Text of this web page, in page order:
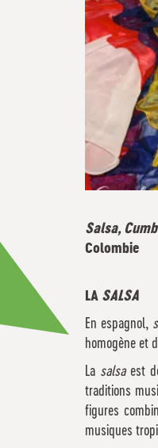
Salsa,
Colombie
LA SALSA
En espagnol,
homogène et
La salsaest
traditions
figures
musiques